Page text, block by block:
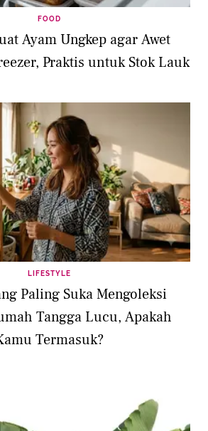
FOOD
Ayam Ungkep agar Awet
Praktis untuk Stok Lauk
LIFESTYLE
Paling Suka Mengoleksi
Tangga Lucu, Apakah
Termasuk?